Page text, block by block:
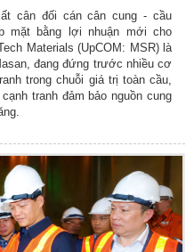
cân đối cán cân cung - cầu
mặt bằng lợi nhuận mới cho
Materials (UpCOM: MSR) là
đang đứng trước nhiều cơ
trong chuỗi giá trị toàn cầu,
tranh đảm bảo nguồn cung